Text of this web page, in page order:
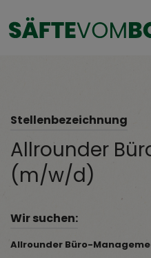
Stellenbezeichnung
Allrounder
(m/w/d)
Wir suchen:
Allrounder Büro-